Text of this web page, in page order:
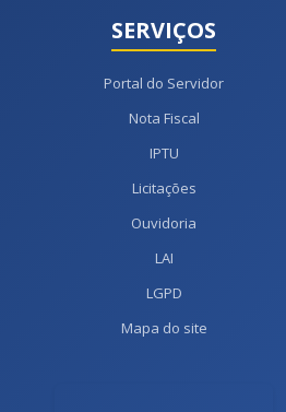
SERVIÇOS
Portal do Servidor
Nota Fiscal
IPTU
Licitações
Ouvidoria
LAI
LGPD
Mapa do site